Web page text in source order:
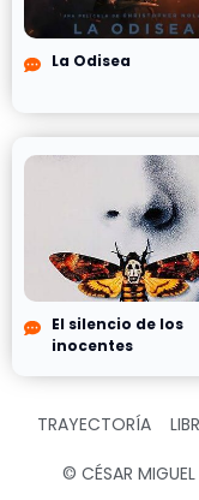
La Odisea
El silencio de los
inocentes
TRAYECTORÍA
© CÉSAR